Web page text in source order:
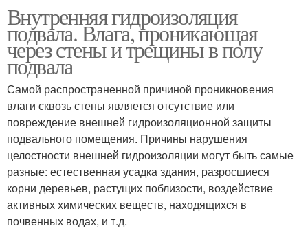
Внутренняя гидроизоляция
подвала. Влага, проникающая
через стены и трещины в полу
подвала
Самой распространенной причиной проникновения
влаги сквозь стены является отсутствие или
повреждение внешней гидроизоляционной защиты
подвального помещения. Причины нарушения
целостности внешней гидроизоляции могут быть самые
разные: естественная усадка здания, разросшиеся
корни деревьев, растущих поблизости, воздействие
активных химических веществ, находящихся в
почвенных водах, и т.д.